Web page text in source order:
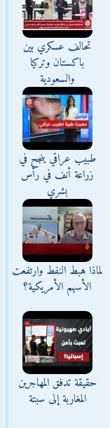
تحالف عسكري بين
باكستان وتركيا
والسعودية
طبيب عراقي ينجح في
زراعة أنف في رأس
بشري
لماذا هبط النفط وارتفعت
الأسهم الأمريكية؟
حقيقة تدفق المهاجرين
المغاربة إلى سبتة